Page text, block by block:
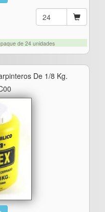
de 24 unidades
De 1/8 Kg.